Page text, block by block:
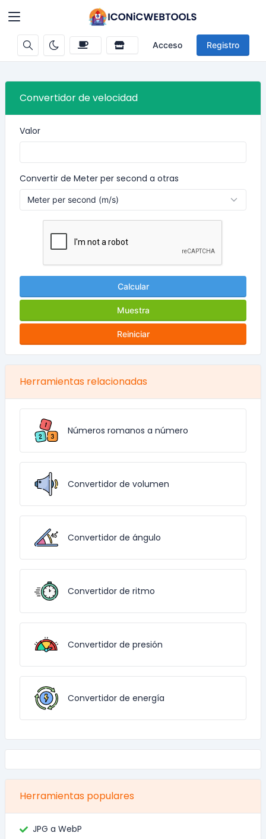
Acceso Registro
Convertidor de velocidad
Valor
Convertir de Meter per second a otras
Calcular
Muestra
Reiniciar
Herramientas relacionadas
Números romanos a número
Convertidor de volumen
Convertidor de ángulo
Convertidor de ritmo
Convertidor de presión
Convertidor de energía
Herramientas populares
JPG a WebP